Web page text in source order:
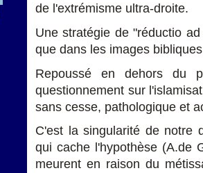
de l'extrémisme ultra-droite.
Une stratégie de "réductio
que dans les images
Repoussé en dehors du
questionnement sur
sans cesse, pathologique et
C'est la singularité de notre
qui cache l'hypothèse (A.de
meurent en raison du